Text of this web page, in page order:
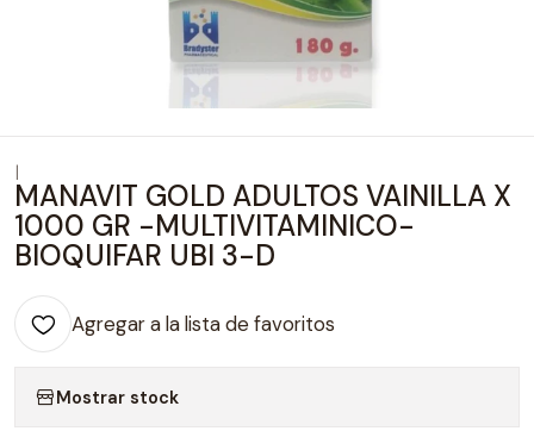
MANAVIT GOLD ADULTOS VAINILLA X
1000 GR -MULTIVITAMINICO-
BIOQUIFAR UBI 3-D
Agregar a la lista de favoritos
Mostrar stock